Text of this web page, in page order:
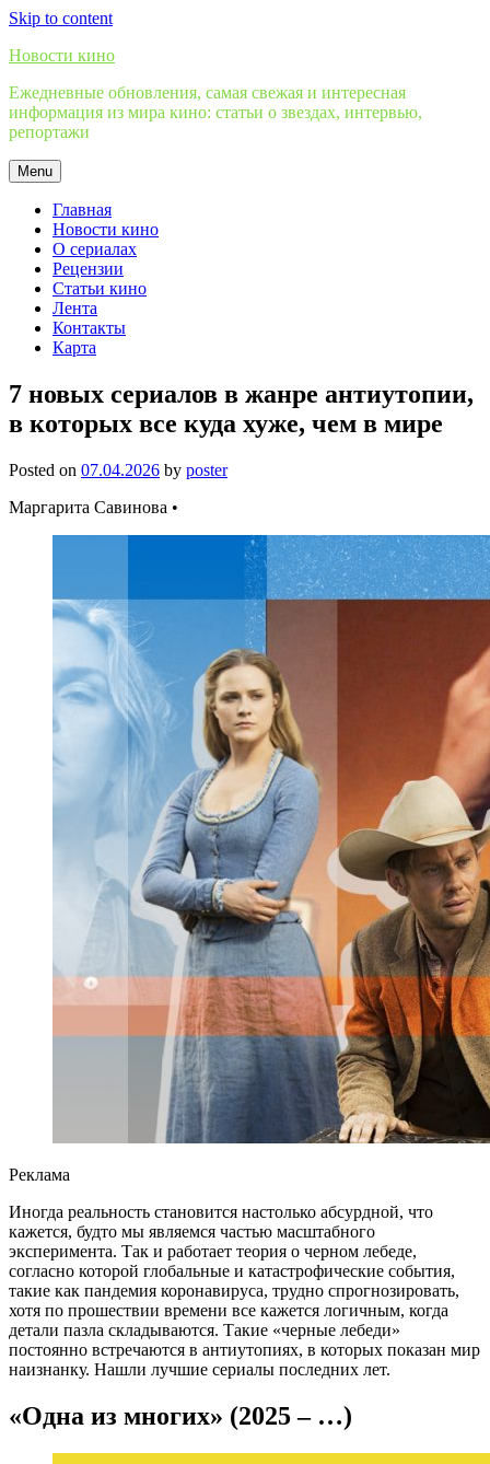
Skip to content
Новости кино
Ежедневные обновления, самая свежая и интересная
информация из мира кино: статьи о звездах, интервью,
репортажи
Menu
Главная
Новости кино
О сериалах
Рецензии
Статьи кино
Лента
Контакты
Карта
7 новых сериалов в жанре антиутопии,
в которых все куда хуже, чем в мире
Posted on 07.04.2026 by poster
Маргарита Савинова •
Реклама
Иногда реальность становится настолько абсурдной, что
кажется, будто мы являемся частью масштабного
эксперимента. Так и работает теория о черном лебеде,
согласно которой глобальные и катастрофические события,
такие как пандемия коронавируса, трудно спрогнозировать,
хотя по прошествии времени все кажется логичным, когда
детали пазла складываются. Такие «черные лебеди»
постоянно встречаются в антиутопиях, в которых показан мир
наизнанку. Нашли лучшие сериалы последних лет.
«Одна из многих» (2025 – …)